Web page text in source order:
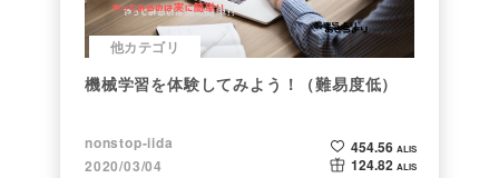
他カテゴリ
機械学習を体験してみよう！（難易度低）
nonstop-iida
2020/03/04
454.56 ALIS
124.82 ALIS